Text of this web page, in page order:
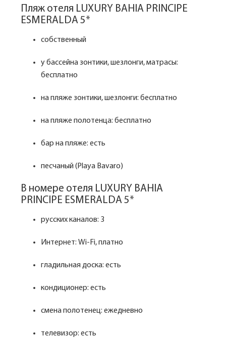
Пляж отеля LUXURY BAHIA PRINCIPE
ESMERALDA 5*
собственный
у бассейна зонтики, шезлонги, матрасы:
бесплатно
на пляже зонтики, шезлонги: бесплатно
на пляже полотенца: бесплатно
бар на пляже: есть
песчаный (Playa Bavaro)
В номере отеля LUXURY BAHIA
PRINCIPE ESMERALDA 5*
русских каналов: 3
Интернет: Wi-Fi, платно
гладильная доска: есть
кондиционер: есть
смена полотенец: ежедневно
телевизор: есть